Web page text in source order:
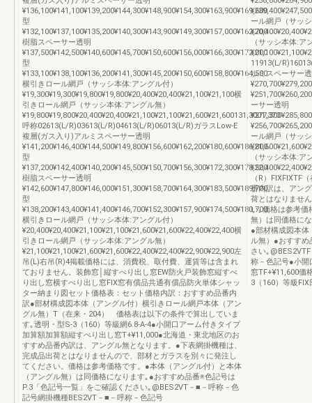
¥136,100¥141,100¥139,200¥144,300¥148,900¥154,300¥163,900¥169,600
型
¥132,100¥137,100¥135,200¥140,300¥143,900¥149,300¥157,000¥162,700
樹脂スペーサー透明
¥137,500¥142,500¥140,600¥145,700¥150,600¥156,000¥166,300¥172,000
型
¥133,100¥138,100¥136,200¥141,300¥145,200¥150,600¥158,800¥164,500
横引きロール網戸（サッシ本体:アングル付）
¥19,300¥19,300¥19,800¥19,800¥20,400¥20,400¥21,100¥21,100横
引きロール網戸（サッシ本体:アングル無）
¥19,800¥19,800¥20,400¥20,400¥21,100¥21,100¥21,600¥21,600131,3001,370
呼称02613(L/R)03613(L/R)04613(L/R)06013(L/R)ガラスLow-E
複層(ガス入り)アルミスペーサー透明
¥141,200¥146,400¥144,500¥149,800¥156,600¥162,200¥180,600¥186,800
型
¥137,200¥142,400¥140,200¥145,500¥150,700¥156,300¥172,300¥178,500
樹脂スペーサー透明
¥142,600¥147,800¥146,000¥151,300¥158,700¥164,300¥183,500¥189,700
型
¥138,200¥143,400¥141,400¥146,700¥152,300¥157,900¥174,500¥180,700
横引きロール網戸（サッシ本体:アングル付）
¥20,400¥20,400¥21,100¥21,100¥21,600¥21,600¥22,400¥22,400横
引きロール網戸（サッシ本体:アングル無）
¥21,100¥21,100¥21,600¥21,600¥22,400¥22,400¥22,900¥22,900左
吊(L)右吊(R)4掲載価格には、消費税、取付費、運賃等は含まれ
ておりません。装飾窓│縦すべり出し窓EW防火戸装飾窓縦すべ
り出し窓横すべり出し窓FIX窓有償品共通有償品防火単体シャッ
ター納まり図セット価格表：セット価格内訳：おすすめ品番内
訳●部材構成図本体（アングル付）横引きロール網戸本体（アン
グル無）T（在来・204） 価格表は以下の条件で算出していま
す｡透明・型S-3（160）等級網6.8-A-4●小開口アーム付きタイプ
加算額加算額縦すべり出し窓T+¥11,000●北海道・東北地区のお
すすめ品番内訳は、アングル無となります。●下表網掛機種は、
完成品出荷とはなりませんので、部材とガラスを別々に発注し
てください。価格は参考価格です。●本体（アングル付）と本体
（アングル無）は同価格になります｡●おすすめ品番※色記号は
P.3「色記号一覧」をご確認ください｡@BES2VT－■－呼称－色
記号網掛機種BES2VT－■－呼称－色記号
ール網戸（サッ
（サッシ本体:ア
11913(L/
ルミスペーサー
ーサー透明
ール網戸（サッ
（サッシ本体:ア
（R）FIXFIXTF
番内訳は、アン
荷とはなりませ
い｡価格は参考価
無）は同価格に
●部材構成図本体
ル無）●おすすめ
さい｡
称－色記号●小開
窓TF+¥11,600価
3（160）等級FIX